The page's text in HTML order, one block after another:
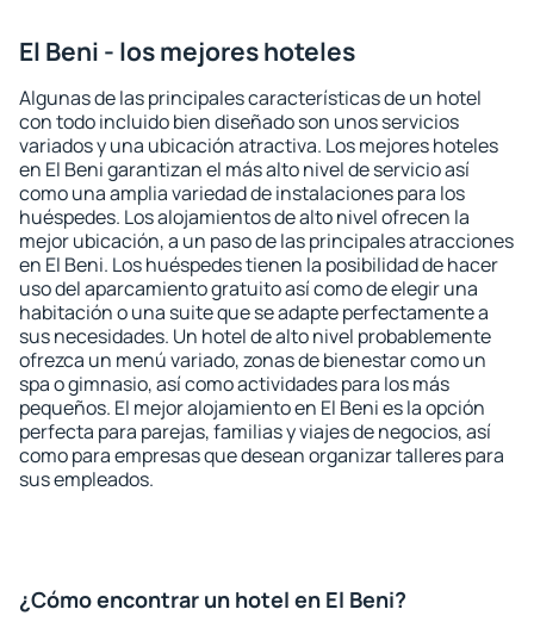
El Beni - los mejores hoteles
Algunas de las principales características de un hotel
con todo incluido bien diseñado son unos servicios
variados y una ubicación atractiva. Los mejores hoteles
en El Beni garantizan el más alto nivel de servicio así
como una amplia variedad de instalaciones para los
huéspedes. Los alojamientos de alto nivel ofrecen la
mejor ubicación, a un paso de las principales atracciones
en El Beni. Los huéspedes tienen la posibilidad de hacer
uso del aparcamiento gratuito así como de elegir una
habitación o una suite que se adapte perfectamente a
sus necesidades. Un hotel de alto nivel probablemente
ofrezca un menú variado, zonas de bienestar como un
spa o gimnasio, así como actividades para los más
pequeños. El mejor alojamiento en El Beni es la opción
perfecta para parejas, familias y viajes de negocios, así
como para empresas que desean organizar talleres para
sus empleados.
¿Cómo encontrar un hotel en El Beni?